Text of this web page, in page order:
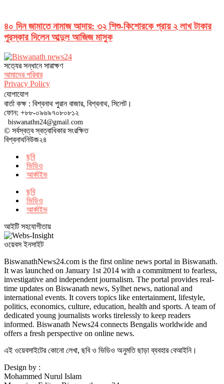
৪০ দিন জামাতে নামাজ আদায়: ৩২ শিশু-কিশোরকে প্রায় ২ লাখ টাকার
পুরস্কার দিলেন আব্দুল আজিজ মাসুক
সত‌্যের সন্ধানে সারাক্ষণ
আমাদের পরিবার
Privacy Policy
যোগাযোগ
বার্তা কক্ষ : বিশ্বনাথ পুরান বাজার, বিশ্বনাথ, সিলেট।
ফোন: +৮৮-০৯৬৯৭০৮০৮১২
biswanathn24@gmail.com
© সর্বস্বত্ব স্বত্বাধিকার সংরক্ষিত
বিশ্বনাথনিউজ২৪
ছবি
ভিডিও
আর্কাইভ
ছবি
ভিডিও
আর্কাইভ
আইটি সহযোগীতায়
ওয়েবস ইনসাইট
BiswanathNews24.com is the first online news portal in Biswanath.
It was launched on January 1st 2014 with a commitment to fearless,
investigative and independent journalism. The portal provides real-
time updates on Biswanath news, Sylhet news, national and
international events. It covers topics like entertainment, lifestyle,
politics, economics, culture, education, health and sports. A team of
dedicated young journalists works tirelessly to keep readers
informed. Biswanath News24 connects Bengalis worldwide and
offers a fresh perspective on online news.
এই ওয়েবসাইটের কোনো লেখা, ছবি ও ভিডিও অনুমতি ছাড়া ব্যবহার বেআইনি।
Design by :
Mohammed Nurul Islam